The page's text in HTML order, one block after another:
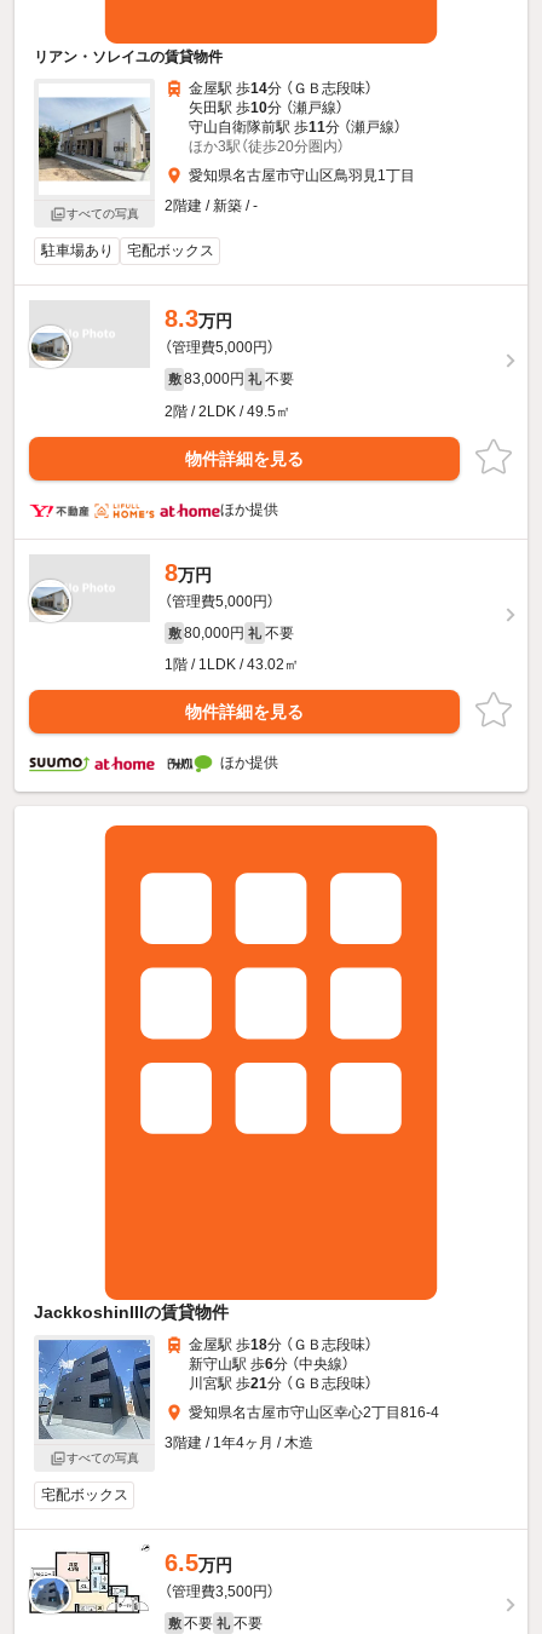
リアン・ソレイユの賃貸物件
すべての写真
金屋駅 歩14分 （ＧＢ志段味）
矢田駅 歩10分 （瀬戸線）
守山自衛隊前駅 歩11分 （瀬戸線）
ほか3駅（徒歩20分圏内）
愛知県名古屋市守山区鳥羽見1丁目
2階建 / 新築 / -
駐車場あり 宅配ボックス
8.3万円
（管理費5,000円）
敷 83,000円 礼 不要
2階 / 2LDK / 49.5㎡
物件詳細を見る
ほか提供
8万円
（管理費5,000円）
敷 80,000円 礼 不要
1階 / 1LDK / 43.02㎡
物件詳細を見る
ほか提供
JackkoshinIIIの賃貸物件
すべての写真
金屋駅 歩18分 （ＧＢ志段味）
新守山駅 歩6分 （中央線）
川宮駅 歩21分 （ＧＢ志段味）
愛知県名古屋市守山区幸心2丁目816-4
3階建 / 1年4ヶ月 / 木造
宅配ボックス
6.5万円
（管理費3,500円）
敷 不要 礼 不要